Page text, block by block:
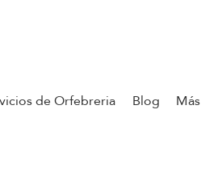
de Orfebreria Blog Más